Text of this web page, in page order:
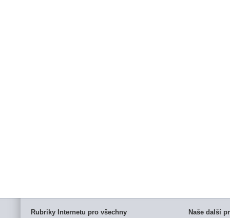
Rubriky Internetu pro všechny Naše další